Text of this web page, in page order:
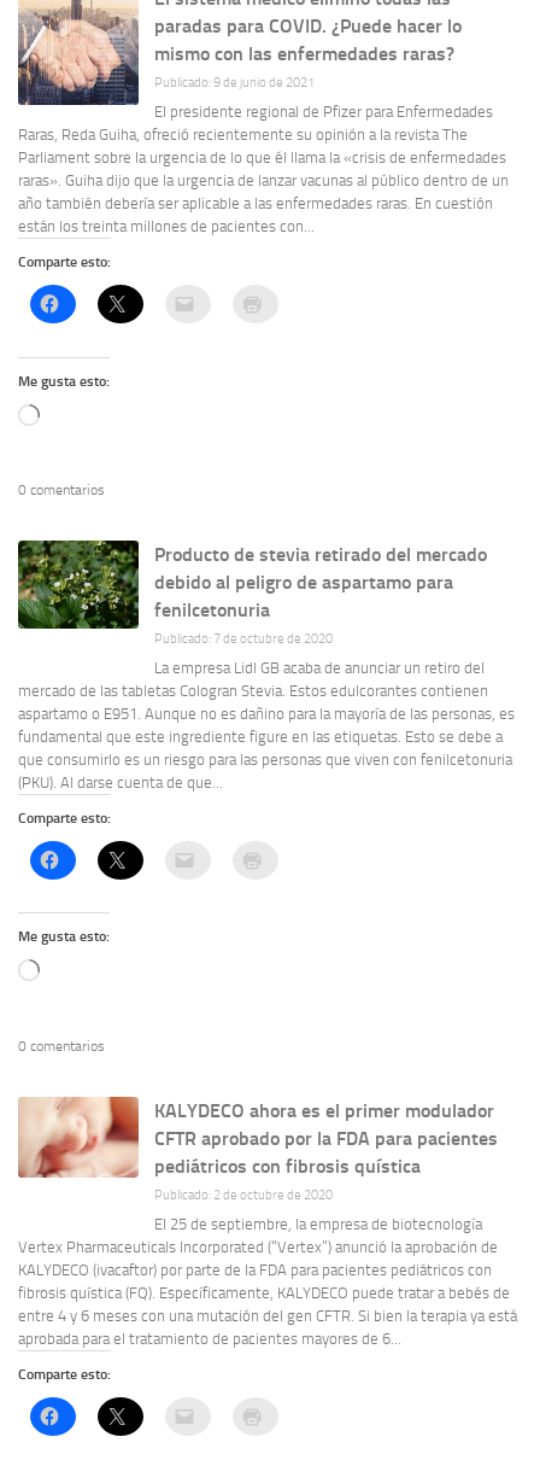
paradas para COVID. ¿Puede hacer lo
mismo con las enfermedades raras?
Publicado: 9 de junio de 2021
El presidente regional de Pfizer para Enfermedades
Raras, Reda Guiha, ofreció recientemente su opinión a la revista The
Parliament sobre la urgencia de lo que él llama la «crisis de enfermedades
raras». Guiha dijo que la urgencia de lanzar vacunas al público dentro de un
año también debería ser aplicable a las enfermedades raras. En cuestión
están los treinta millones de pacientes con...
Comparte esto:
Me gusta esto:
Cargando...
0 comentarios
Producto de stevia retirado del mercado
debido al peligro de aspartamo para
fenilcetonuria
Publicado: 7 de octubre de 2020
La empresa Lidl GB acaba de anunciar un retiro del
mercado de las tabletas Cologran Stevia. Estos edulcorantes contienen
aspartamo o E951. Aunque no es dañino para la mayoría de las personas, es
fundamental que este ingrediente figure en las etiquetas. Esto se debe a
que consumirlo es un riesgo para las personas que viven con fenilcetonuria
(PKU). Al darse cuenta de que...
Comparte esto:
Me gusta esto:
Cargando...
0 comentarios
KALYDECO ahora es el primer modulador
CFTR aprobado por la FDA para pacientes
pediátricos con fibrosis quística
Publicado: 2 de octubre de 2020
El 25 de septiembre, la empresa de biotecnología
Vertex Pharmaceuticals Incorporated (“Vertex”) anunció la aprobación de
KALYDECO (ivacaftor) por parte de la FDA para pacientes pediátricos con
fibrosis quística (FQ). Específicamente, KALYDECO puede tratar a bebés de
entre 4 y 6 meses con una mutación del gen CFTR. Si bien la terapia ya está
aprobada para el tratamiento de pacientes mayores de 6...
Comparte esto: